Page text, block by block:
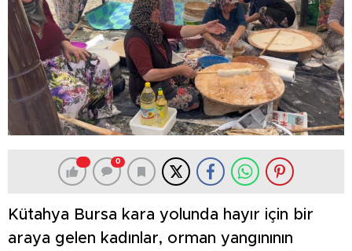
0
Kütahya Bursa kara yolunda hayır için bir
araya gelen kadınlar, orman yangınının